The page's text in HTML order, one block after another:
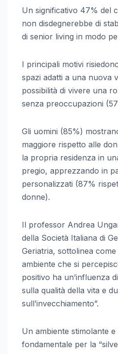
Un significativo 47% del
non disdegnerebbe di
di senior living in modo
I principali motivi
spazi adatti a una nuova
possibilità di vivere una
senza preoccupazioni
Gli uomini (85%)
maggiore rispetto alle
la propria residenza in
pregio, apprezzando in
personalizzati (87%
donne).
Il professor Andrea
della Società Italiana di
Geriatria, sottolinea
ambiente che si
positivo ha un’influenza
sulla qualità della vita e
sull’invecchiamento”.
Un ambiente stimolante e
fondamentale per la